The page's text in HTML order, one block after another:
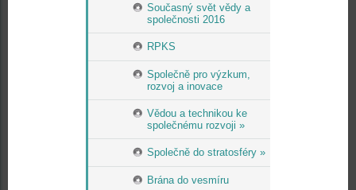
Současný svět vědy a
společnosti 2016
RPKS
Společně pro výzkum,
rozvoj a inovace
Vědou a technikou ke
společnému rozvoji »
Společně do stratosféry »
Brána do vesmíru